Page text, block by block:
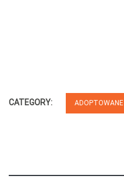
CATEGORY: ADOPTOWANE